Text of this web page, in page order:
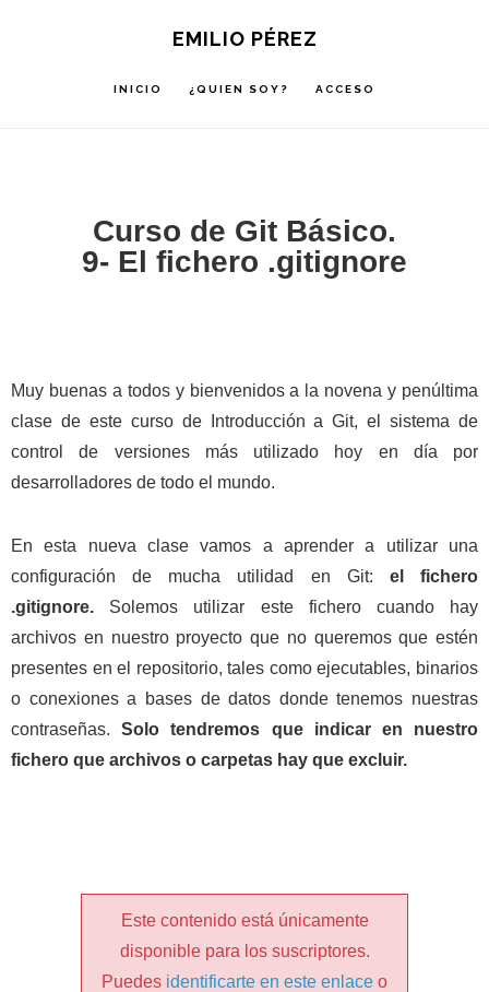
EMILIO PÉREZ
INICIO ¿QUIEN SOY? ACCESO
Curso de Git Básico.
9- El fichero .gitignore
Muy buenas a todos y bienvenidos a la novena y penúltima
clase de este curso de Introducción a Git, el sistema de
control de versiones más utilizado hoy en día por
desarrolladores de todo el mundo.
En esta nueva clase vamos a aprender a utilizar una
configuración de mucha utilidad en Git: el fichero
.gitignore. Solemos utilizar este fichero cuando hay
archivos en nuestro proyecto que no queremos que estén
presentes en el repositorio, tales como ejecutables, binarios
o conexiones a bases de datos donde tenemos nuestras
contraseñas.Solo tendremos que indicar en nuestro
fichero que archivos o carpetas hay que excluir.
Este contenido está únicamente
disponible para los suscriptores.
Puedes identificarte en este enlace o